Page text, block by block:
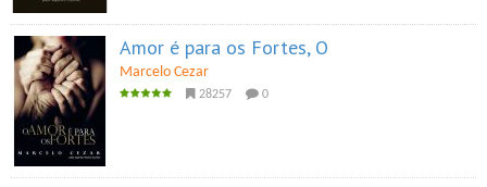
Amor é para os Fortes, O
Marcelo Cezar
28257 0